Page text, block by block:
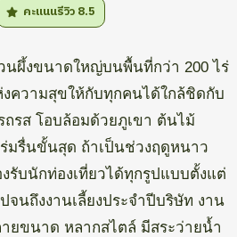
คะแนนรีวิว 8.5
นผึ้งขนาดใหญ่บนพื้นที่กว่า 200 ไร่
ความสุขให้กับทุกคนได้ใกล้ชิดกับ
ถรส โอบล้อมด้วยภูเขา ต้นไม้
รื่นขั้นสุด ถ้าเป็นช่วงฤดูหนาว
รับนักท่องเที่ยวได้ทุกรูปแบบตั้งแต่
จนถึงงานเลี้ยงประจำปีบริษัท งาน
ยขนาด หลากสไตล์ มีสระว่ายน้ำ